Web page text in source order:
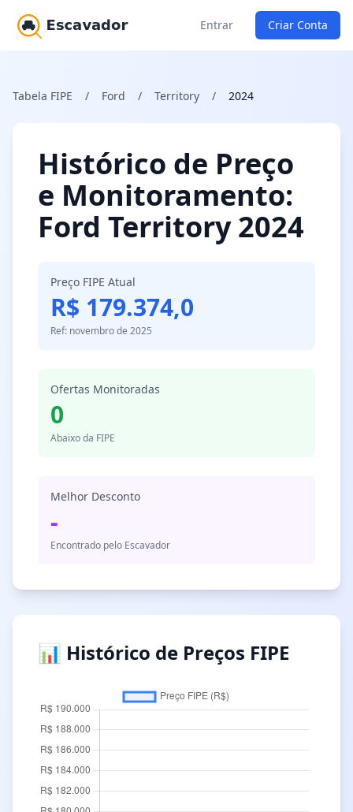
Entrar Criar Conta
Tabela FIPE / Ford / Territory / 2024
Histórico de Preço
e Monitoramento:
Ford Territory 2024
Preço FIPE Atual
R$ 179.374,0
Ref: novembro de 2025
Ofertas Monitoradas
0
Abaixo da FIPE
Melhor Desconto
-
Encontrado pelo Escavador
📊 Histórico de Preços FIPE